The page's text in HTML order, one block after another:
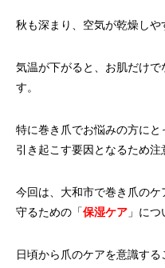
秋も深まり、空気が乾燥しや
気温が下がると、お肌だけ
す。
特に巻き爪でお悩みの方に
引き起こす要因となるため注
今回は、大和市で巻き爪の
守るための「 保湿ケア 」に
日頃から爪のケアを意識す